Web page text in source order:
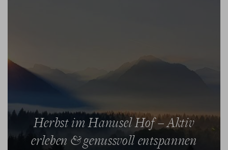
Herbst im Hanusel Hof – Aktiv
erleben & genussvoll entspannen